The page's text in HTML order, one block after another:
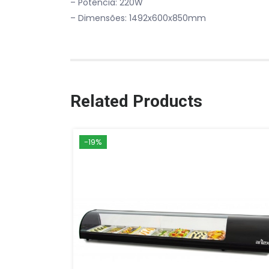
– Dimensões: 1492x600x850mm
Related Products
-19%